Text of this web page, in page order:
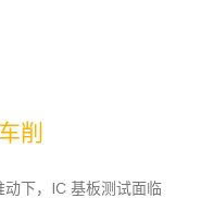
削
下，IC 基板测试面临